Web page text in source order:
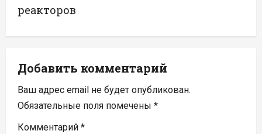
а
ц
и
я
п
реакторов
Добавить комментарий
Ваш адрес email не будет опубликован.
Обязательные поля помечены *
Комментарий *